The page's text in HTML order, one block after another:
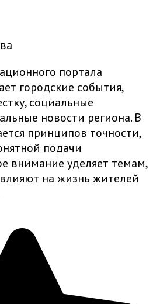
портала
городские события,
социальные
новости региона. В
принципов точности,
подачи
внимание уделяет темам,
на жизнь жителей